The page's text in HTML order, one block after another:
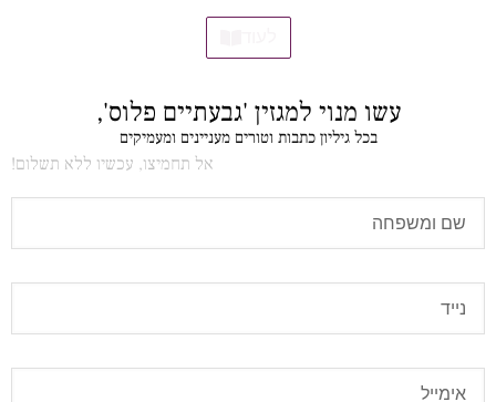
עשו מנוי למגזין 'גבעתיים פלוס',
בכל גיליון כתבות וטורים מעניינים ומעמיקים
אל תחמיצו, עכשיו ללא תשלום!